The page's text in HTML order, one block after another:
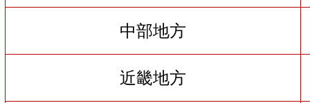
中部地方
近畿地方